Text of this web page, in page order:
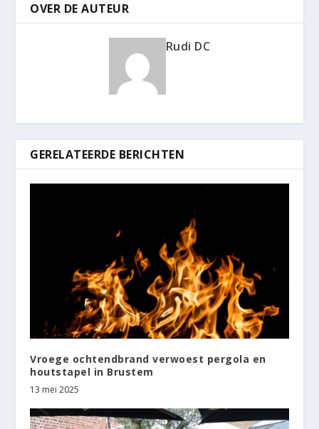
OVER DE AUTEUR
Rudi DC
GERELATEERDE BERICHTEN
Vroege ochtendbrand verwoest pergola en
houtstapel in Brustem
13 mei 2025